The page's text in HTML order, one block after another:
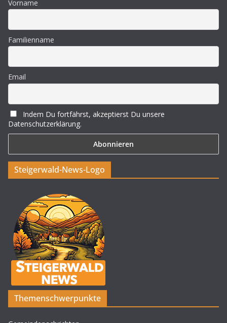
Vorname
Familienname
Email
Indem Du fortfährst, akzeptierst Du unsere
Datenschutzerklärung.
Steigerwald-News-Logo
Themenschwerpunkte